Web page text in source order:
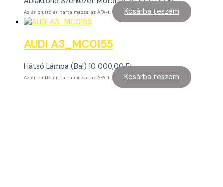
Az ár bruttó ár, tartalmazza az ÁFA-t. Kosárba teszem
AUDI A3_MC0155
Hátsó Lámpa (Bal) 10 000,00Ft
Az ár bruttó ár, tartalmazza az ÁFA-t. Kosárba teszem